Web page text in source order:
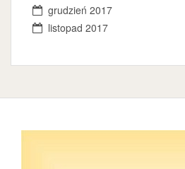
grudzień 2017
listopad 2017